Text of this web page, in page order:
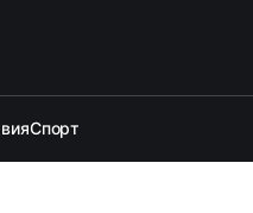
Спорт